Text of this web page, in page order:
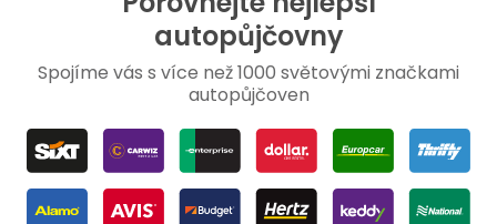
autopůjčovny
Spojíme vás s více než 1000 světovými značkami
autopůjčoven